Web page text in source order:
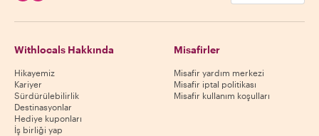
Withlocals Hakkında
Hikayemiz
Kariyer
Sürdürülebilirlik
Destinasyonlar
Hediye kuponları
İş birliği yap
Misafirler
Misafir yardım merkezi
Misafir iptal politikası
Misafir kullanım koşulları